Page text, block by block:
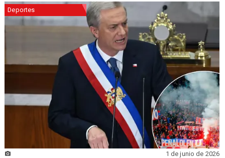
Deportes
1 de junio de 2026